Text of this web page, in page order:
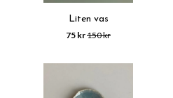
Liten vas
75 kr150 kr